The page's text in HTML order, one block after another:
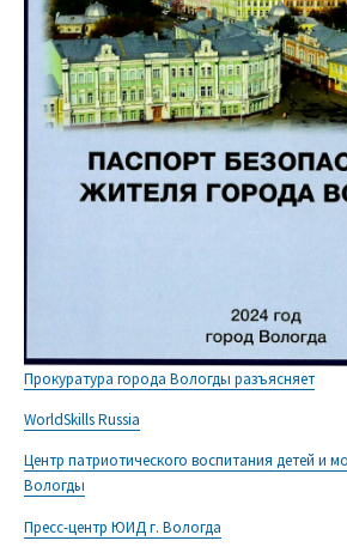
Прокуратура города Вологды разъясняет
WorldSkills Russia
Центр патриотического воспитания детей и
Вологды
Пресс-центр ЮИД г. Вологда